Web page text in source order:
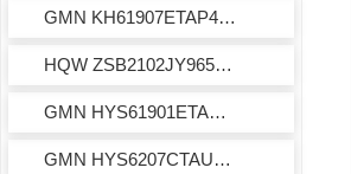
GMN KH61907ETAP4+轴承
HQW ZSB2102JY965轴承
GMN HYS61901ETAUP轴承
GMN HYS6207CTAUP轴承